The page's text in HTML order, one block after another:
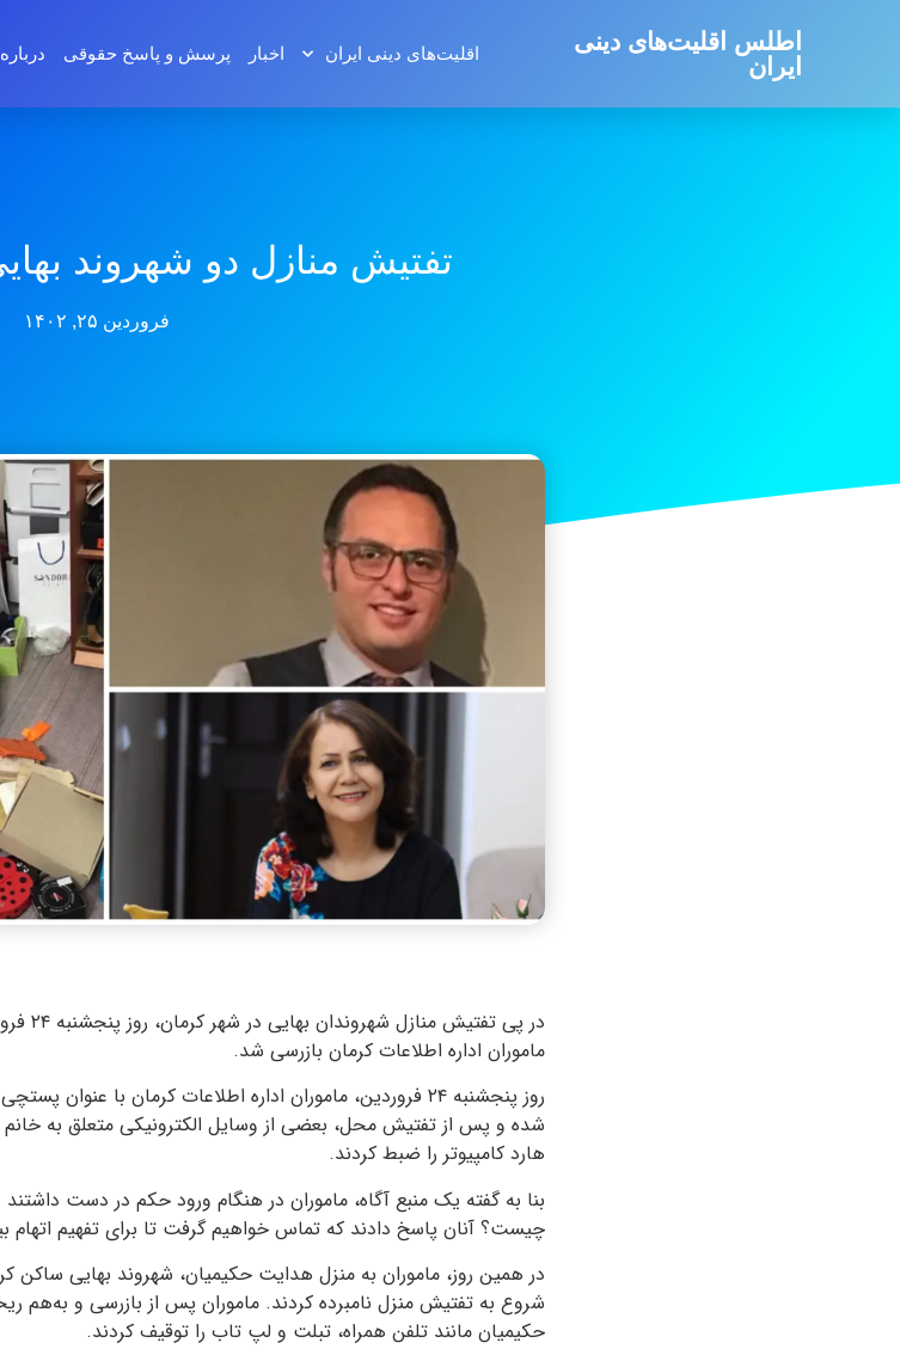
اطلس اقلیت‌های دینی
ایران
اقلیت‌های دینی ایران اخبار پرسش و پاسخ‌ حقوقی
تفتیش منازل دو شهروند
فروردین ۲۵, ۱۴۰۲
ماموران اداره اطلاعات کرمان بازرسی شد.
روز پنجشنبه ۲۴ فروردین، ماموران اداره اطلاعات کرمان با
شده و پس از تفتیش محل، بعضی از وسایل الکترونیکی متعلق به
هارد کامپیوتر را ضبط کردند.
بنا به گفته یک منبع آگاه، ماموران در هنگام ورود حکم در دست
چیست؟ آنان پاسخ دادند که تماس خواهیم گرفت تا برای تفهیم اتهام
در همین روز، ماموران به منزل هدایت حکیمیان، شهروند بهایی
شروع به تفتیش منزل نامبرده کردند. ماموران پس از بازرسی و به‌هم
حکیمیان مانند تلفن همراه، تبلت و لپ تاب را توقیف کردند.